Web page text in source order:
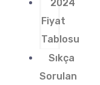
2024
Fiyat
Tablosu
Sıkça
Sorulan